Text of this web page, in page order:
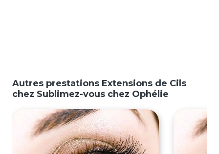
Autres prestations Extensions de Cils
chez Sublimez-vous chez Ophélie